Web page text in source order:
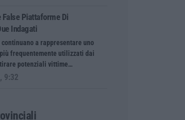
Piattaforme Di
Indagati
a rappresentare uno
frequentemente utilizzati dai
potenziali vittime…
9:32